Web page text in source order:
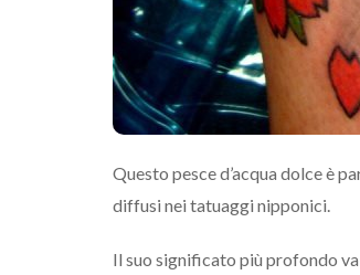
Questo pesce d’acqua dolce è
diffusi nei tatuaggi nipponici.
Il suo significato più profondo